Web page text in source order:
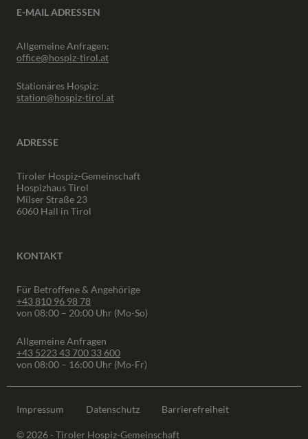
E-MAIL ADRESSEN
Allgemeine Anfragen:
office@hospiz-tirol.at
Stationäres Hospiz:
station@hospiz-tirol.at
ADRESSE
Tiroler Hospiz-Gemeinschaft
Hospizhaus Tirol
Milser Straße 23
6060 Hall in Tirol
KONTAKT
Für Betroffene & Angehörige
+43 810 96 98 78
von 08:00 – 20:00 Uhr (Mo-So)
Allgemeine Anfragen
+43 5223 43 700 33 600
von 08:00 – 16:00 Uhr (Mo-Fr)
Impressum Datenschutz Barrierefreiheit
© 2026 - Tiroler Hospiz-Gemeinschaft